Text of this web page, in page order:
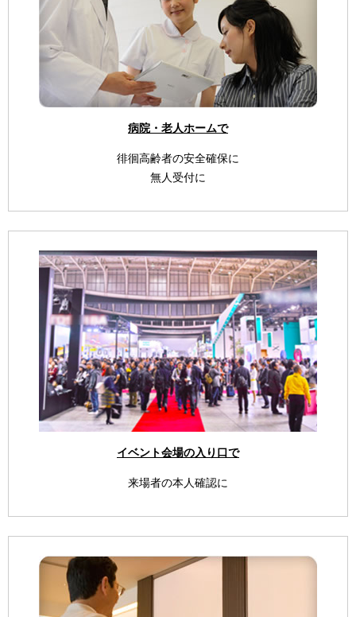
病院・老人ホームで
徘徊高齢者の安全確保に
無人受付に
イベント会場の入り口で
来場者の本人確認に